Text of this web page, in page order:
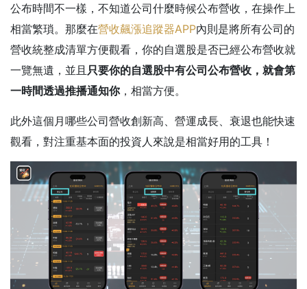
公布時間不一樣，不知道公司什麼時候公布營收，在操作上
相當繁瑣。那麼在營收飆漲追蹤器APP內則是將所有公司的
營收統整成清單方便觀看，你的自選股是否已經公布營收就
一覽無遺，並且 只要你的自選股中有公司公布營收，就會第
一時間透過推播通知你，相當方便。
此外這個月哪些公司營收創新高、營運成長、衰退也能快速
觀看，對注重基本面的投資人來說是相當好用的工具！